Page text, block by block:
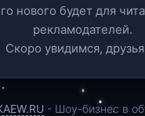
нового будет для
рекламодателей.
Скоро увидимся,
- Шоу-бизнес в